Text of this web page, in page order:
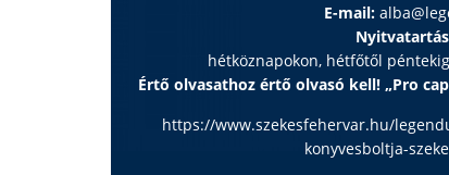
E-mail:
hétköznapokon, hétfőtől
Értő olvasathoz értő olvasó kell! „Pro
https://www.szekesfehervar.hu/
konyvesboltja-